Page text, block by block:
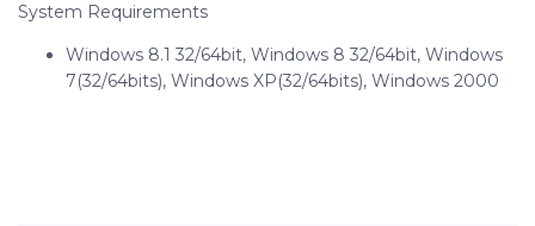
System Requirements
Windows 8.1 32/64bit, Windows 8 32/64bit, Windows
7(32/64bits), Windows XP(32/64bits), Windows 2000